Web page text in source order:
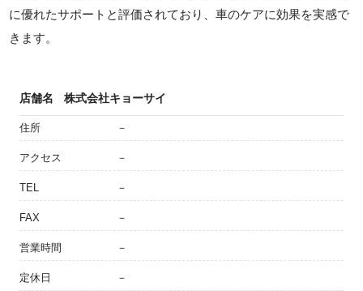
に優れたサポートと評価されており、車のケアに効果を実感で
きます。
店舗名 株式会社キョーサイ
住所 －
アクセス －
TEL －
FAX －
営業時間 －
定休日 －